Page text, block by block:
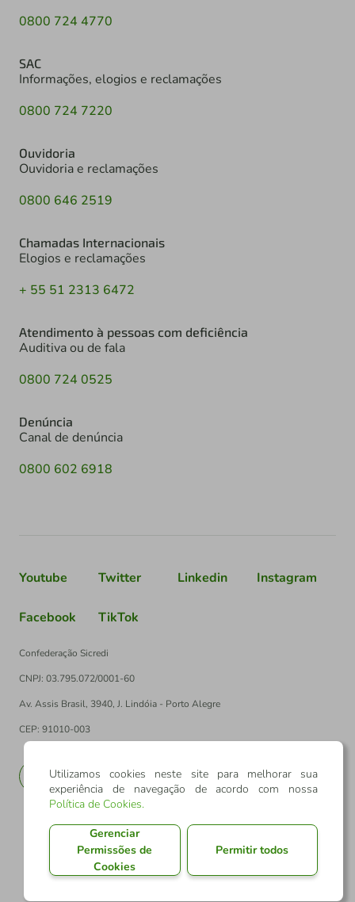
0800 724 4770
SAC
Informações, elogios e reclamações
0800 724 7220
Ouvidoria
Ouvidoria e reclamações
0800 646 2519
Chamadas Internacionais
Elogios e reclamações
+ 55 51 2313 6472
Atendimento à pessoas com deficiência
Auditiva ou de fala
0800 724 0525
Denúncia
Canal de denúncia
0800 602 6918
Youtube Twitter Linkedin Instagram
Facebook TikTok
Confederação Sicredi
CNPJ: 03.795.072/0001-60
Av. Assis Brasil, 3940, J. Lindóia - Porto Alegre
CEP: 91010-003
EN
Utilizamos cookies neste site para melhorar sua
experiência de navegação de acordo com nossa
Política de Cookies.
Gerenciar
Permissões de
Cookies
Permitir todos